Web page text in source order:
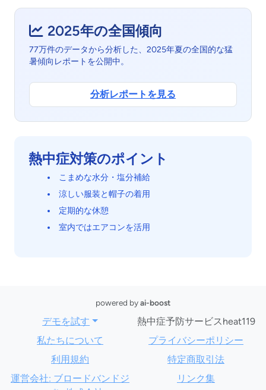
2025年の全国傾向
77万件のデータから分析した、2025年夏の全国的な猛
暑傾向レポートを公開中。
分析レポートを見る
熱中症対策のポイント
こまめな水分・塩分補給
涼しい服装と帽子の着用
定期的な休憩
室内ではエアコンを活用
powered byai-boost
デモを試す
熱中症予防サービスheat119
私たちについて
プライバシーポリシー
利用規約
特定商取引法
運営会社: ブロードバンドジ
リンク集